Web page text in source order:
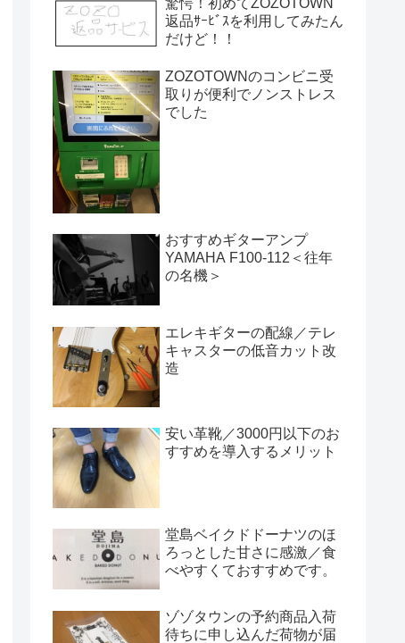
驚愕！初めてZOZOTOWN
返品ｻｰﾋﾞｽを利用してみたん
だけど！！
ZOZOTOWNのコンビニ受
取りが便利でノンストレス
でした
おすすめギターアンプ
YAMAHA F100-112＜往年
の名機＞
エレキギターの配線／テレ
キャスターの低音カット改
造
安い革靴／3000円以下のお
すすめを導入するメリット
堂島ベイクドドーナツのほ
ろっとした甘さに感激／食
べやすくておすすめです。
ゾゾタウンの予約商品入荷
待ちに申し込んだ荷物が届